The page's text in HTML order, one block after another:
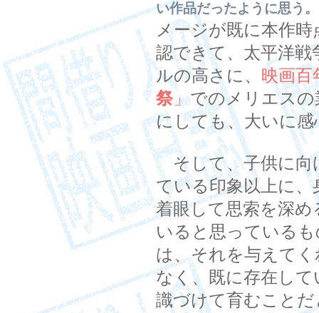
い作品だったように思う。
メージが既に本作
認できて、太平洋
ルの高さに、 映画百
祭」でのメリエス
にしても、大いに感
そして、子供に向
ている印象以上に
着眼して思索を深
いると思っている
は、それを与えて
なく、既に存在し
識づけて育むこと